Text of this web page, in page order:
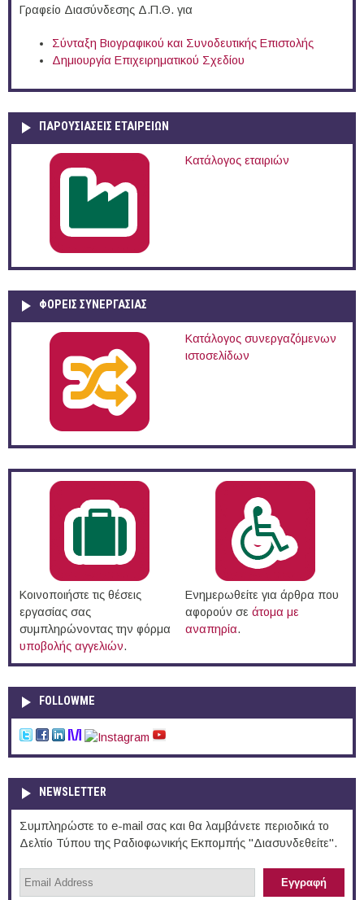
Γραφείο Διασύνδεσης Δ.Π.Θ. για
Σύνταξη Βιογραφικού και Συνοδευτικής Επιστολής
Δημιουργία Επιχειρηματικού Σχεδίου
ΠΑΡΟΥΣΙΆΣΕΙΣ ΕΤΑΙΡΕΙΏΝ
Κατάλογος εταιριών
ΦΟΡΕΙΣ ΣΥΝΕΡΓΑΣΙΑΣ
Κατάλογος συνεργαζόμενων
ιστοσελίδων
Κοινοποιήστε τις θέσεις
εργασίας σας
συμπληρώνοντας την φόρμα
υποβολής αγγελιών.
Ενημερωθείτε για άρθρα που
αφορούν σε άτομα με
αναπηρία.
FOLLOWME
NEWSLETTER
Συμπληρώστε το e-mail σας και θα λαμβάνετε περιοδικά το
Δελτίο Τύπου της Ραδιοφωνικής Εκπομπής "Διασυνδεθείτε".